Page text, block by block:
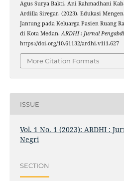
Agus Surya Bakti, Ani Rahmadhani
Ardilla Siregar. (2023). Edukasi
Jantung pada Keluarga Pasien Ruang
di Kota Medan. ARDHI : Jurnal
https://doi.org/10.61132/ardhi.v1i1.627
More Citation Formats
ISSUE
Vol. 1 No. 1 (2023): ARDHI :
Negri
SECTION